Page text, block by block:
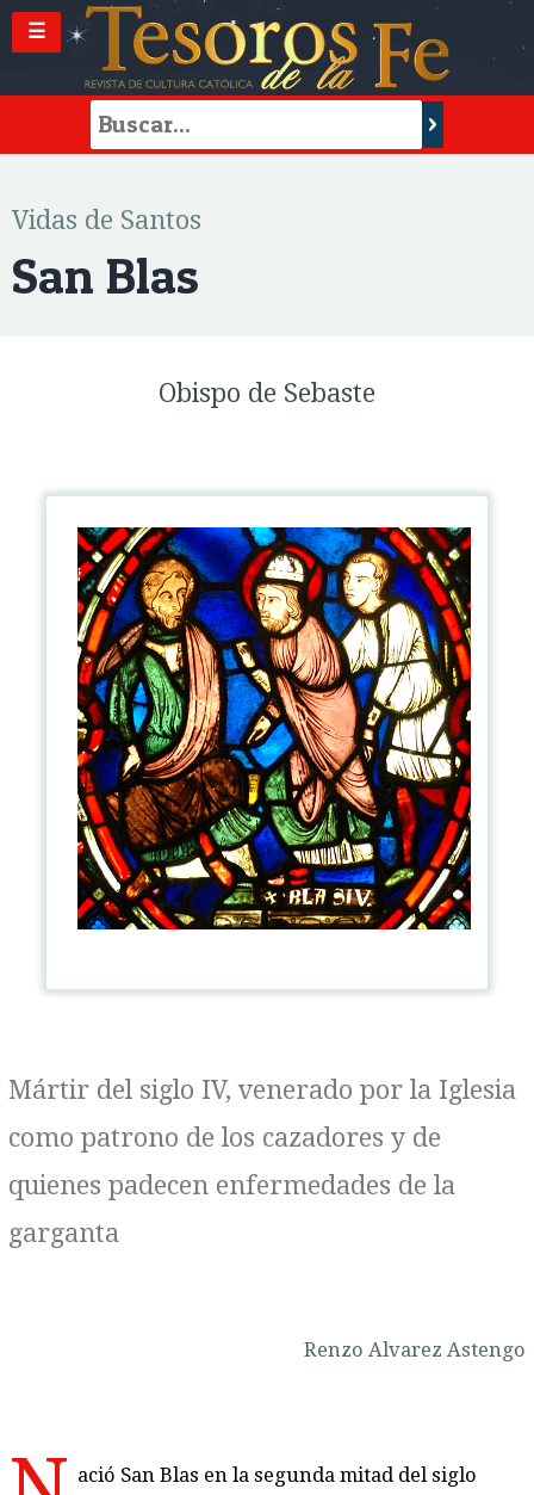
☰
Vidas de Santos
San Blas
Obispo de Sebaste
Mártir del siglo IV, venerado por la Iglesia
como patrono de los cazadores y de
quienes padecen enfermedades de la
garganta
Renzo Alvarez Astengo
ació San Blas en la segunda mitad del siglo